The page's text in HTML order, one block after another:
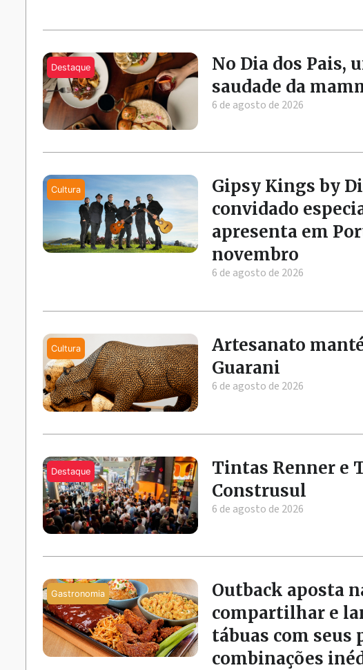
No Dia dos Pais,
saudade da
6 de agosto de 2026
Gipsy Kings by
convidado
apresenta em
novembro
6 de agosto de 2026
Artesanato
Guarani
6 de agosto de 2026
Tintas Renner e
Construsul
6 de agosto de 2026
Outback aposta
compartilhar e
tábuas com seus
combinações